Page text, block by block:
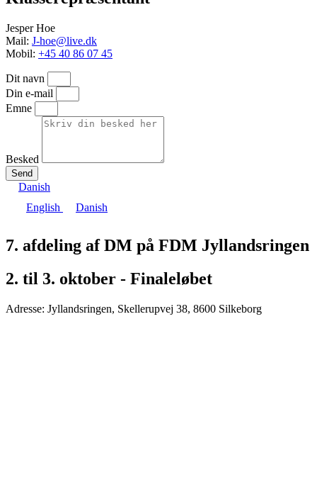
Jesper Hoe
Mail: J-hoe@live.dk
Mobil: +45 40 86 07 45
Dit navn
Din e-mail
Emne
Besked
Send
Danish
English
Danish
7. afdeling af DM på FDM Jyllandsringen
2. til 3. oktober - Finaleløbet
Adresse: Jyllandsringen, Skellerupvej 38, 8600 Silkeborg